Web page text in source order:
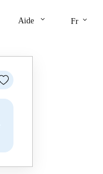
Aide keyboard_arrow_down Fr keyboard_arrow_down